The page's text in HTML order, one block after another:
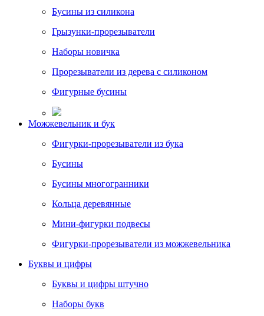
Бусины из силикона
Грызунки-прорезыватели
Наборы новичка
Прорезыватели из дерева с силиконом
Фигурные бусины
Можжевельник и бук
Фигурки-прорезыватели из бука
Бусины
Бусины многогранники
Кольца деревянные
Мини-фигурки подвесы
Фигурки-прорезыватели из можжевельника
Буквы и цифры
Буквы и цифры штучно
Наборы букв